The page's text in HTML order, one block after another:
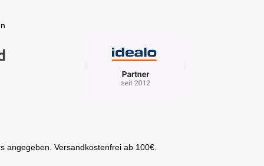
angegeben. Versandkostenfrei ab 100€.